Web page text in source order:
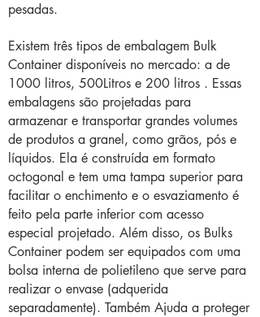
pesadas.
Existem três tipos de embalagem Bulk
Container disponíveis no mercado: a de
1000 litros, 500Litros e 200 litros . Essas
embalagens são projetadas para
armazenar e transportar grandes volumes
de produtos a granel, como grãos, pós e
líquidos. Ela é construída em formato
octogonal e tem uma tampa superior para
facilitar o enchimento e o esvaziamento é
feito pela parte inferior com acesso
especial projetado. Além disso, os Bulks
Container podem ser equipados com uma
bolsa interna de polietileno que serve para
realizar o envase (adquerida
separadamente). Também Ajuda a proteger